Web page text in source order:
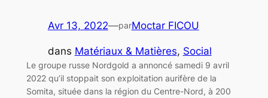
Avr 13, 2022—parMoctar FICOU
dans Matériaux & Matières, Social
Le groupe russe Nordgold a annoncé samedi 9 avril
2022 qu’il stoppait son exploitation aurifère de la
Somita, située dans la région du Centre-Nord, à 200